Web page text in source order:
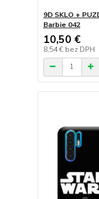
9D SKLO +
Barbie 042
10,50 €
8,54 € bez DPH